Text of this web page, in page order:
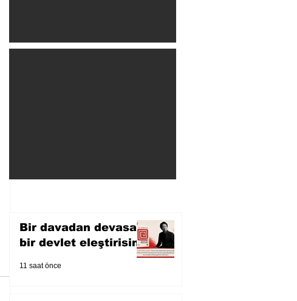
Bir davadan devasa
bir devlet eleştirisine
11 saat önce